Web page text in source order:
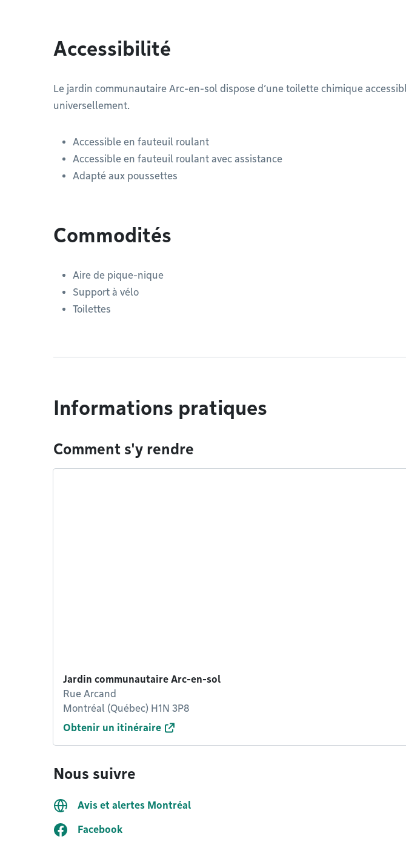
Accessibilité
Le jardin communautaire Arc-en-sol dispose d’une toilette chimique
universellement.
Accessible en fauteuil roulant
Accessible en fauteuil roulant avec assistance
Adapté aux poussettes
Commodités
Aire de pique-nique
Support à vélo
Toilettes
Informations pratiques
Comment s'y rendre
Jardin communautaire Arc-en-sol
Rue Arcand
Montréal (Québec) H1N 3P8
Obtenir un itinéraire
Nous suivre
Avis et alertes Montréal
Facebook